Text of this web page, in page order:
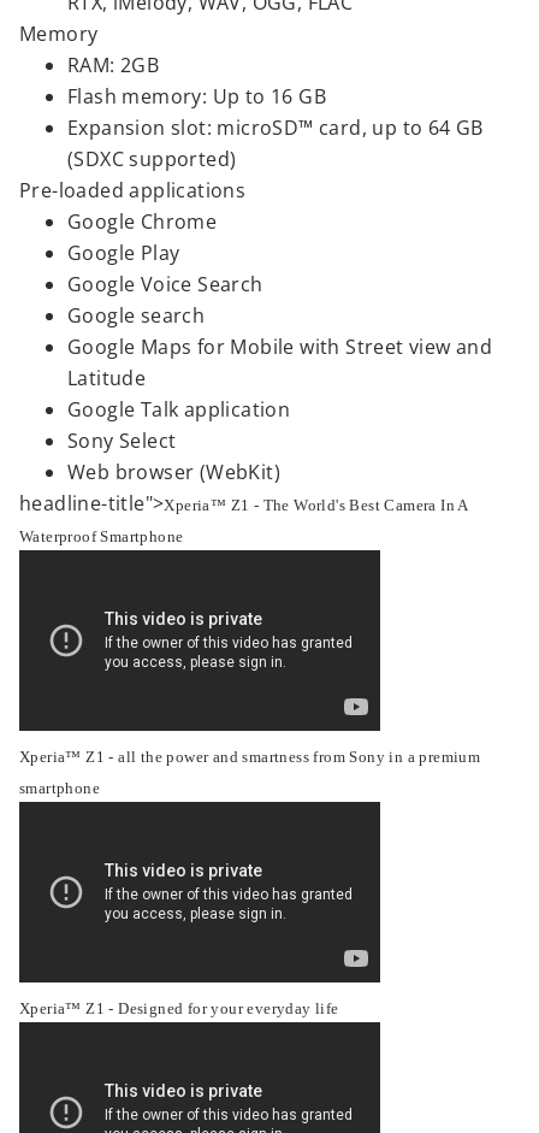
Memory
RAM: 2GB
Flash memory: Up to 16 GB
Expansion slot: microSD™ card, up to 64 GB
(SDXC supported)
Pre-loaded applications
Google Chrome
Google Play
Google Voice Search
Google search
Google Maps for Mobile with Street view and
Latitude
Google Talk application
Sony Select
Web browser (WebKit)
headline-title">Xperia™ Z1 - The World's Best Camera In A
Waterproof Smartphone
Xperia™ Z1 - all the power and smartness from Sony in a premium
smartphone
Xperia™ Z1 - Designed for your everyday life